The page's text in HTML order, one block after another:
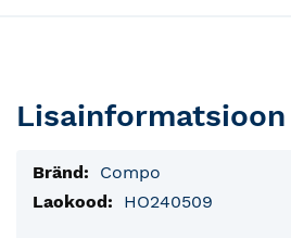
Lisainformatsioon
Lisainfo
Compo
HO240509